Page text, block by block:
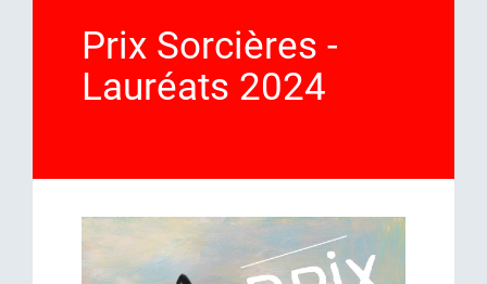
Prix Sorcières -
Lauréats 2024